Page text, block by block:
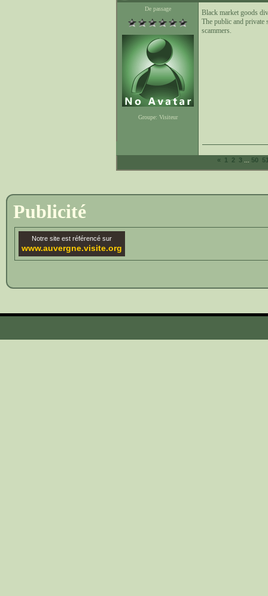
De passage
Groupe: Visiteur
Black market goods
The public and private
scammers.
« 1 2 3 ... 50
Publicité
Notre site est référencé sur
www.auvergne.visite.org